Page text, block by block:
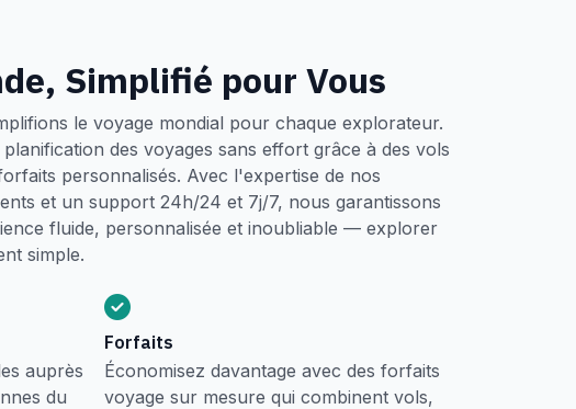
Simplifié pour Vous
le voyage mondial pour chaque explorateur.
des voyages sans effort grâce à des vols
personnalisés. Avec l'expertise de nos
et un support 24h/24 et 7j/7, nous garantissons
fluide, personnalisée et inoubliable — explorer
simple.
auprès
du
Forfaits
Économisez davantage avec des forfaits
voyage sur mesure qui combinent vols,